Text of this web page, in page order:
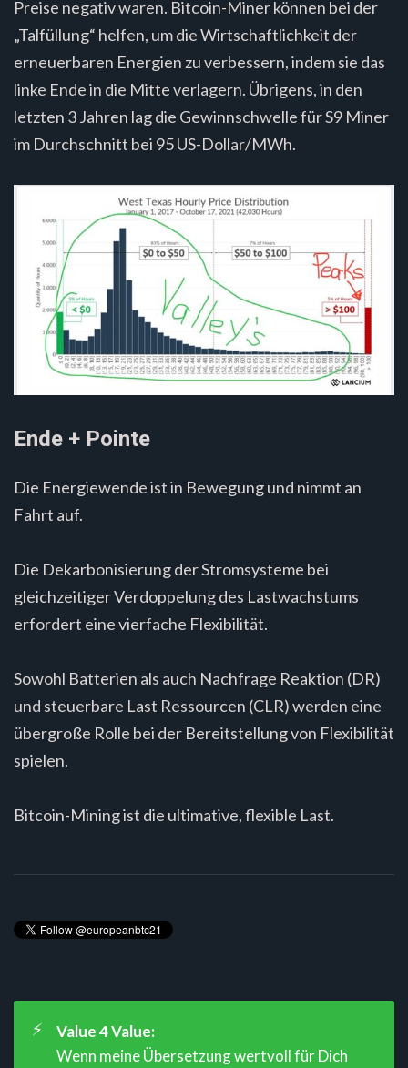
Preise negativ waren. Bitcoin-Miner können bei der
„Talfüllung“ helfen, um die Wirtschaftlichkeit der
erneuerbaren Energien zu verbessern, indem sie das
linke Ende in die Mitte verlagern. Übrigens, in den
letzten 3 Jahren lag die Gewinnschwelle für S9 Miner
im Durchschnitt bei 95 US-Dollar/MWh.
Ende + Pointe
Die Energiewende ist in Bewegung und nimmt an
Fahrt auf.
Die Dekarbonisierung der Stromsysteme bei
gleichzeitiger Verdoppelung des Lastwachstums
erfordert eine vierfache Flexibilität.
Sowohl Batterien als auch Nachfrage Reaktion (DR)
und steuerbare Last Ressourcen (CLR) werden eine
übergroße Rolle bei der Bereitstellung von Flexibilität
spielen.
Bitcoin-Mining ist die ultimative, flexible Last.
⚡
Value 4 Value:
Wenn meine Übersetzung wertvoll für Dich